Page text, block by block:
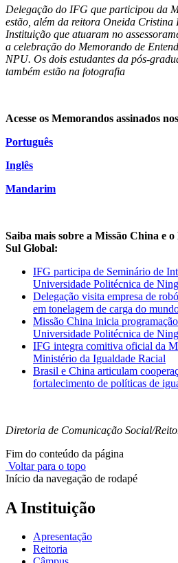
Delegação do IFG que participou da
estão, além da reitora Oneida Cristina
Instituição que atuaram no
a celebração do Memorando de
NPU. Os dois estudantes da pós-
também estão na fotografia
Acesse os Memorandos assinados
Português
Inglês
Mandarim
Saiba mais sobre a Missão China e
Sul Global:
IFG participa de Seminário de
Universidade Politécnica de
Delegação visita empresa de
em tonelagem de carga do
Missão China inicia
Universidade Politécnica de
IFG integra comitiva oficial da
Ministério da Igualdade Racial
Brasil e China articulam
fortalecimento de políticas de
Diretoria de Comunicação Social/
Fim do conteúdo da página
Voltar para o topo
Início da navegação de rodapé
A Instituição
Apresentação
Reitoria